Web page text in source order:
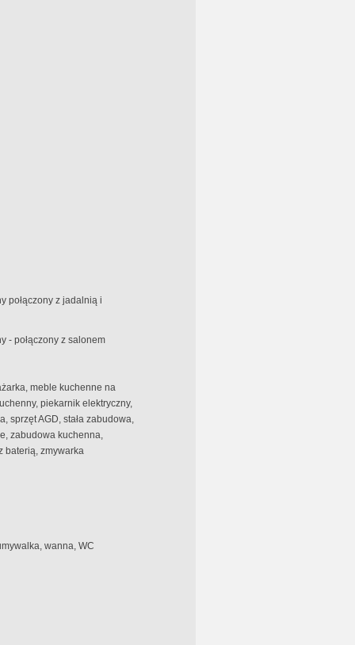
połączony z jadalnią i
- połączony z salonem
meble kuchenne na
piekarnik elektryczny,
sprzęt AGD, stała zabudowa,
zabudowa kuchenna,
baterią, zmywarka
wanna, WC